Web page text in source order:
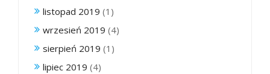
listopad 2019 (1)
wrzesień 2019 (4)
sierpień 2019 (1)
lipiec 2019 (4)